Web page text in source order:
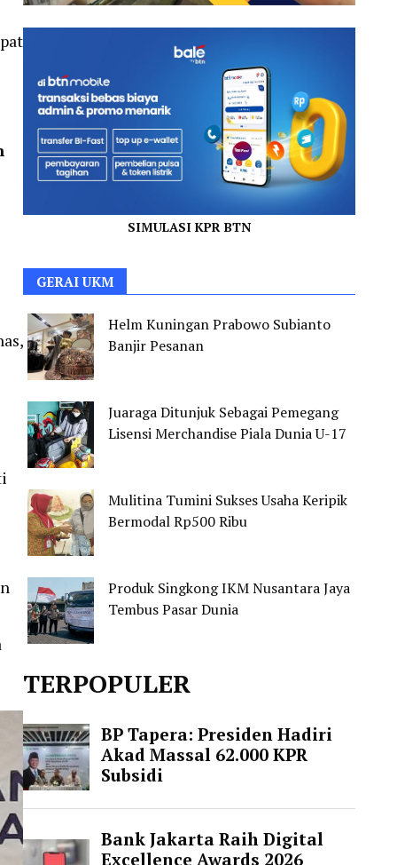
SIMULASI KPR BTN
GERAI UKM
Helm Kuningan Prabowo Subianto
Banjir Pesanan
Juaraga Ditunjuk Sebagai Pemegang
Lisensi Merchandise Piala Dunia U-17
Mulitina Tumini Sukses Usaha Keripik
Bermodal Rp500 Ribu
Produk Singkong IKM Nusantara Jaya
Tembus Pasar Dunia
TERPOPULER